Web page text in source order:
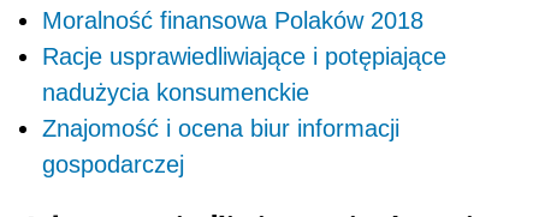
Moralność finansowa Polaków 2018
Racje usprawiedliwiające i potępiające
nadużycia konsumenckie
Znajomość i ocena biur informacji
gospodarczej